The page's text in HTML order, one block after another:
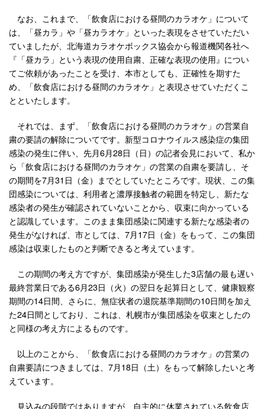
なお、これまで、「飲食店における昼間のカラオケ」について
は、「昼カラ」や「昼カラオケ」といった表現をさせていただい
ていましたが、北海道カラオケボックス協会から報道機関各社へ
『「昼カラ」という表現の使用自粛、正確な表現の使用』につい
てご依頼があったことを受け、本市としても、正確性を期すた
め、「飲食店における昼間のカラオケ」と表現させていただくこ
とといたします。
それでは、まず、「飲食店における昼間のカラオケ」の営業自
粛の要請の解除についてです。新型コロナウイルス感染症の集団
感染の発生に伴い、先月6月28日（日）の記者会見において、私か
ら「飲食店における昼間のカラオケ」の営業の自粛を要請し、そ
の期間を7月31日（金）までとしていたところです。現状、この集
団感染については、利用者と濃厚接触者の範囲を特定し、新たな
感染者の発生が確認されていないことから、収束に向かっている
と認識しています。このまま集団感染に関連する新たな感染者の
発生がなければ、市としては、7月17日（金）をもって、この集団
感染は収束したものと判断できると考えています。
この期間の考え方ですが、集団感染が発生した3店舗の最も遅い
最終営業日である6月23日（火）の翌日を起算日として、健康観察
期間の14日間、さらに、無症状者の退院基準期間の10日間を加え
た24日間としており、これは、札幌市が集団感染を収束としたの
と同様の考え方によるものです。
以上のことから、「飲食店における昼間のカラオケ」の営業の
自粛要請につきましては、7月18日（土）をもって解除したいと考
えています。
見込みの段階ではありますが、自主的に休業されている飲食店